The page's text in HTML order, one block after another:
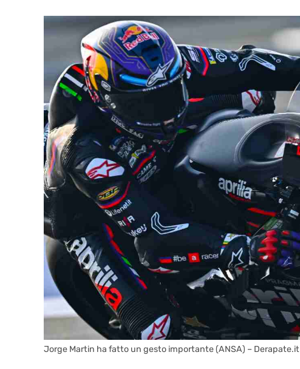
Jorge Martin ha fatto un gesto importante (ANSA) – Derapate.it